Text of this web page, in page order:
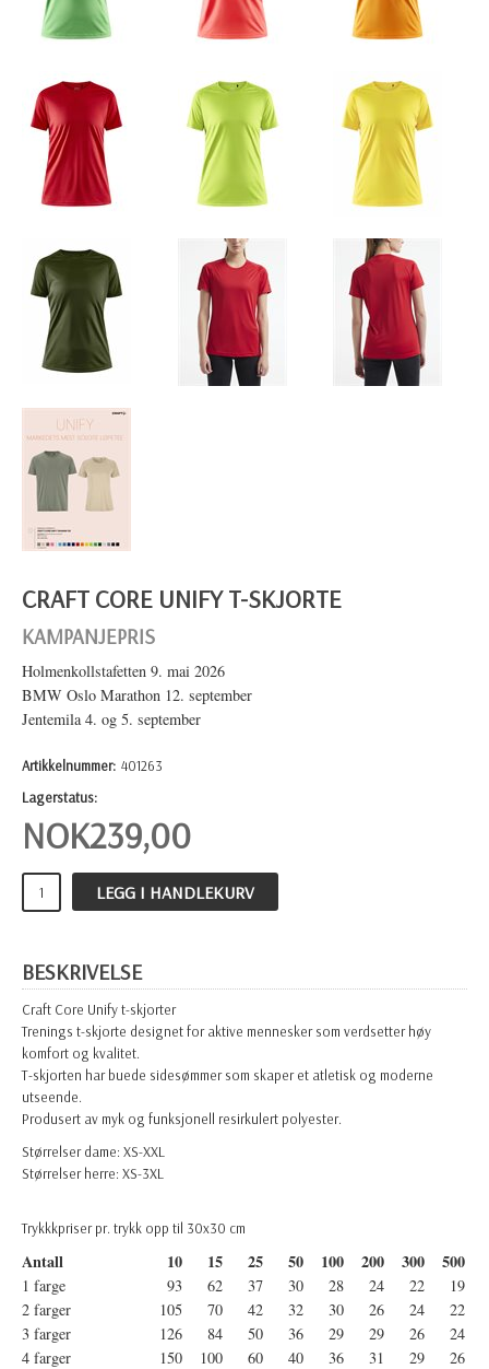
CRAFT CORE UNIFY T-SKJORTE
KAMPANJEPRIS
Holmenkollstafetten 9. mai 2026
BMW Oslo Marathon 12. september
Jentemila 4. og 5. september
Artikkelnummer: 401263
Lagerstatus:
NOK239,00
LEGG I HANDLEKURV
BESKRIVELSE
Craft Core Unify t-skjorter
Trenings t-skjorte designet for aktive mennesker som verdsetter høy
komfort og kvalitet.
T-skjorten har buede sidesømmer som skaper et atletisk og moderne
utseende.
Produsert av myk og funksjonell resirkulert polyester.
Størrelser dame: XS-XXL
Størrelser herre: XS-3XL
Trykkkpriser pr. trykk opp til 30x30 cm
Antall 10 15 25 50 100 200 300 500
1 farge 93 62 37 30 28 24 22
19
2 farger
105 70 42 32 30 26 24
22
3 farger
126 84 50 36 29 29 26
24
4 farger
150 100 60 40 36 31 29 26